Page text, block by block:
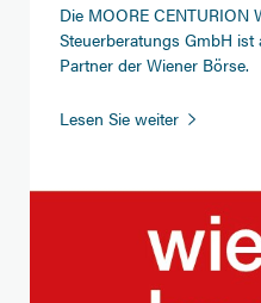
Die MOORE
Steuerberatungs GmbH
Partner der Wiener Börse.
Lesen Sie weiterMOORE
Listing
Partner
der
Wiener